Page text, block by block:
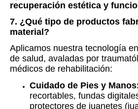
recuperación estética y
7. ¿Qué tipo de productos
material?
Aplicamos nuestra tecnología
de salud, avaladas por
médicos de rehabilitación:
Cuidado de Pies y
recortables, fundas
protectores de juanetes